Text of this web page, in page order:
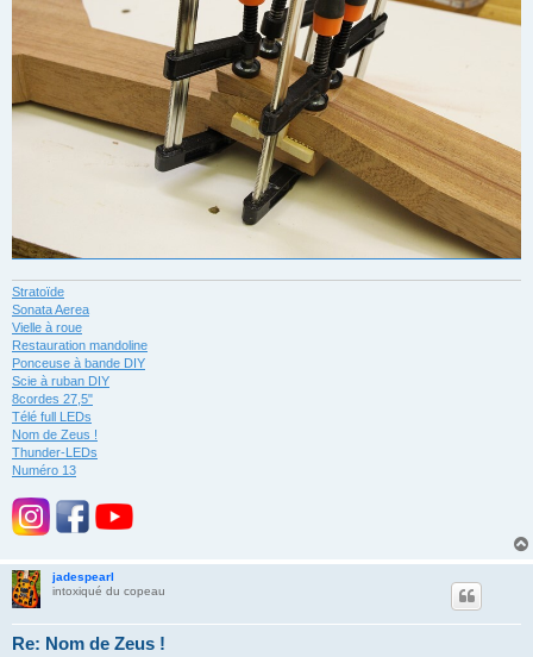
Stratoïde
Sonata Aerea
Vielle à roue
Restauration mandoline
Ponceuse à bande DIY
Scie à ruban DIY
8cordes 27,5"
Télé full LEDs
Nom de Zeus !
Thunder-LEDs
Numéro 13
jadespearl
intoxiqué du copeau
Re: Nom de Zeus !